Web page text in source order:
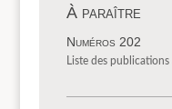
À paraître
Numéros 202
Liste des publications